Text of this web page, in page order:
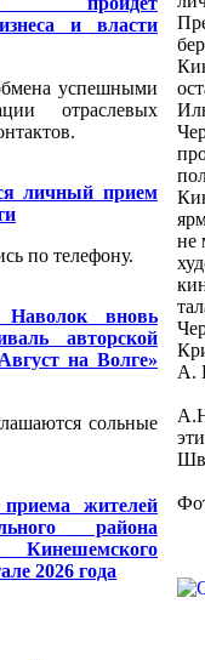
и власти
успешными
отраслевых
личный прием
по телефону.
Наволок вновь
авторской
на Волге»
сольные
жителей
района
2026 года
не
А.